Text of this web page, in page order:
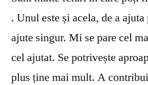
. Unul este și acela, de a ajuta
ajute singur. Mi se pare cel
cel ajutat. Se potrivește
plus ține mai mult. A